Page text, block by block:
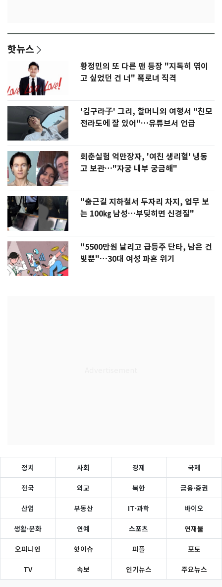
핫뉴스
황정민의 또 다른 팬 등장 "지독히 엮이
고 싶었던 건 너" 폭로녀 직격
'김구라子' 그리, 할머니외 여행서 "친모
전라도에 잘 있어"…유튜브서 언급
회춘실험 억만장자, '여친 생리혈' 냉동
고 보관…"자궁 내부 궁금해"
"출근길 지하철서 두자리 차지, 업무 보
는 100㎏ 남성…부딪히면 신경질"
"5500만원 날리고 급등주 단타, 남은 건
빚뿐"…30대 여성 파혼 위기
정치 사회 경제 국제
전국 외교 북한 금융·증권
산업 부동산 IT·과학 바이오
생활·문화 연예 스포츠 연재물
오피니언 핫이슈 피플 포토
TV 속보 인기뉴스 주요뉴스